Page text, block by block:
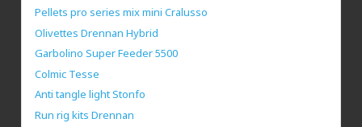
Pellets pro series mix mini Cralusso
Olivettes Drennan Hybrid
Garbolino Super Feeder 5500
Colmic Tesse
Anti tangle light Stonfo
Run rig kits Drennan